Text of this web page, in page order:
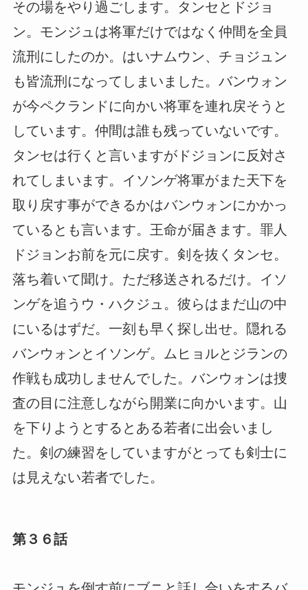
その場をやり過ごします。タンセとドジョ
ン。モンジュは将軍だけではなく仲間を全員
流刑にしたのか。はいナムウン、チョジュン
も皆流刑になってしまいました。バンウォン
が今ペクランドに向かい将軍を連れ戻そうと
しています。仲間は誰も残っていないです。
タンセは行くと言いますがドジョンに反対さ
れてしまいます。イソンゲ将軍がまた天下を
取り戻す事ができるかはバンウォンにかかっ
ているとも言います。王命が届きます。罪人
ドジョンお前を元に戻す。剣を抜くタンセ。
落ち着いて聞け。ただ移送されるだけ。イソ
ンゲを追うウ・ハクジュ。彼らはまだ山の中
にいるはずだ。一刻も早く探し出せ。隠れる
バンウォンとイソンゲ。ムヒョルとジランの
作戦も成功しませんでした。バンウォンは捜
査の目に注意しながら開業に向かいます。山
を下りようとするとある若者に出会いまし
た。剣の練習をしていますがとっても剣士に
は見えない若者でした。
第３６話